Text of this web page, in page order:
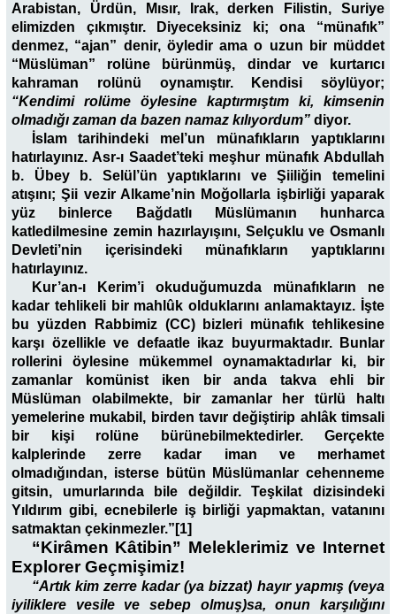
Arabistan, Ürdün, Mısır, Irak, derken Filistin, Suriye
elimizden çıkmıştır. Diyeceksiniz ki; ona “münafık”
denmez, “ajan” denir, öyledir ama o uzun bir müddet
“Müslüman” rolüne bürünmüş, dindar ve kurtarıcı
kahraman rolünü oynamıştır. Kendisi söylüyor;
“Kendimi rolüme öylesine kaptırmıştım ki, kimsenin
olmadığı zaman da bazen namaz kılıyordum” diyor.
İslam tarihindeki mel’un münafıkların yaptıklarını
hatırlayınız. Asr-ı Saadet’teki meşhur münafık Abdullah
b. Übey b. Selül’ün yaptıklarını ve Şiiliğin temelini
atışını; Şii vezir Alkame’nin Moğollarla işbirliği yaparak
yüz binlerce Bağdatlı Müslümanın hunharca
katledilmesine zemin hazırlayışını, Selçuklu ve Osmanlı
Devleti’nin içerisindeki münafıkların yaptıklarını
hatırlayınız.
Kur’an-ı Kerim’i okuduğumuzda münafıkların ne
kadar tehlikeli bir mahlûk olduklarını anlamaktayız. İşte
bu yüzden Rabbimiz (CC) bizleri münafık tehlikesine
karşı özellikle ve defaatle ikaz buyurmaktadır. Bunlar
rollerini öylesine mükemmel oynamaktadırlar ki, bir
zamanlar komünist iken bir anda takva ehli bir
Müslüman olabilmekte, bir zamanlar her türlü haltı
yemelerine mukabil, birden tavır değiştirip ahlâk timsali
bir kişi rolüne bürünebilmektedirler. Gerçekte
kalplerinde zerre kadar iman ve merhamet
olmadığından, isterse bütün Müslümanlar cehenneme
gitsin, umurlarında bile değildir. Teşkilat dizisindeki
Yıldırım gibi, ecnebilerle iş birliği yapmaktan, vatanını
satmaktan çekinmezler.”[1]
“Kirâmen Kâtibin” Meleklerimiz ve Internet
Explorer Geçmişimiz!
“Artık kim zerre kadar (ya bizzat) hayır yapmış (veya
iyiliklere vesile ve sebep olmuş)sa, onun karşılığını